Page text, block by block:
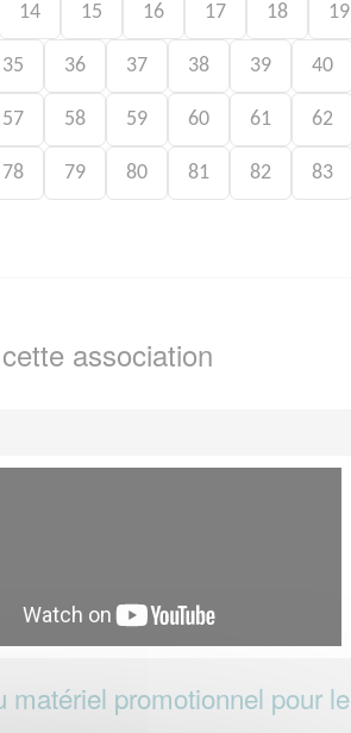
14 15 16 17 18 19
35 36 37 38 39 40
57 58 59 60 61 62
78 79 80 81 82 83
association
matériel promotionnel pour le